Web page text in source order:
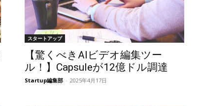
スタートアップ
【驚くべきAIビデオ編集ツー
ル！】Capsuleが12億ドル調達
Startup編集部 - 2025年4月17日